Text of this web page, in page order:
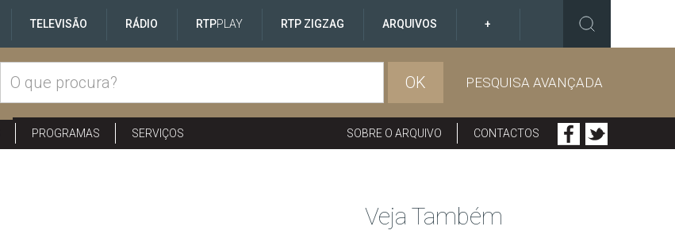
TELEVISÃO RÁDIO RTPPLAY RTP ZIGZAG ARQUIVOS +
OK PESQUISA AVANÇADA
PROGRAMAS SERVIÇOS SOBRE O ARQUIVO CONTACTOS
Veja Também